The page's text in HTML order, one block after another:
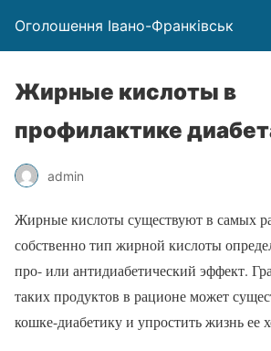
Оголошення Івано-Франківськ
Жирные кислоты в
профилактике
admin
Жирные кислоты существуют в самых
собственно тип жирной кислоты
про- или антидиабетический эффект.
таких продуктов в рационе может
кошке-диабетику и упростить жизнь ее